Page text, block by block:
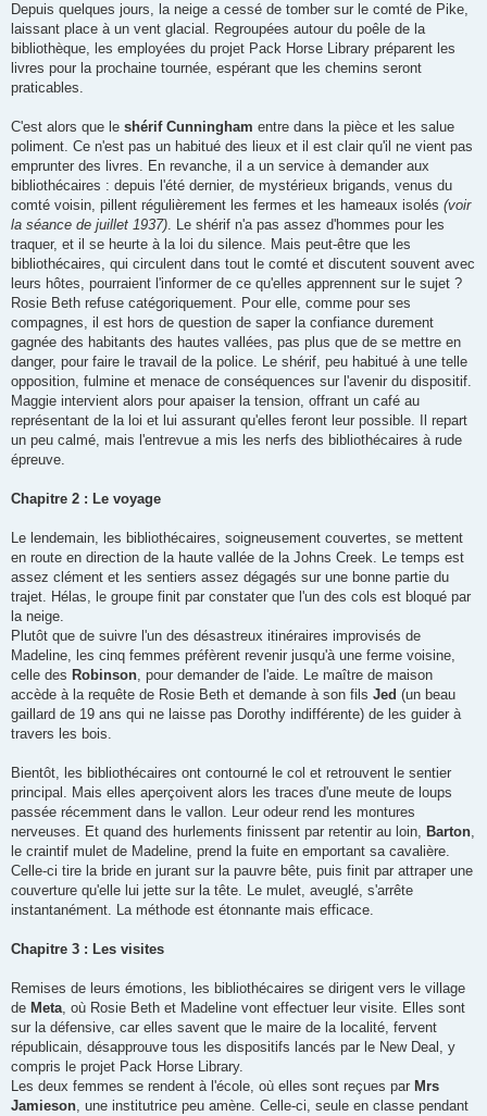
Depuis quelques jours, la neige a cessé de tomber sur le comté de Pike,
laissant place à un vent glacial. Regroupées autour du poêle de la
bibliothèque, les employées du projet Pack Horse Library préparent les
livres pour la prochaine tournée, espérant que les chemins seront
praticables.
C'est alors que le shérif Cunningham entre dans la pièce et les salue
poliment. Ce n'est pas un habitué des lieux et il est clair qu'il ne vient pas
emprunter des livres. En revanche, il a un service à demander aux
bibliothécaires : depuis l'été dernier, de mystérieux brigands, venus du
comté voisin, pillent régulièrement les fermes et les hameaux isolés (voir
la séance de juillet 1937). Le shérif n'a pas assez d'hommes pour les
traquer, et il se heurte à la loi du silence. Mais peut-être que les
bibliothécaires, qui circulent dans tout le comté et discutent souvent avec
leurs hôtes, pourraient l'informer de ce qu'elles apprennent sur le sujet ?
Rosie Beth refuse catégoriquement. Pour elle, comme pour ses
compagnes, il est hors de question de saper la confiance durement
gagnée des habitants des hautes vallées, pas plus que de se mettre en
danger, pour faire le travail de la police. Le shérif, peu habitué à une telle
opposition, fulmine et menace de conséquences sur l'avenir du dispositif.
Maggie intervient alors pour apaiser la tension, offrant un café au
représentant de la loi et lui assurant qu'elles feront leur possible. Il repart
un peu calmé, mais l'entrevue a mis les nerfs des bibliothécaires à rude
épreuve.
Chapitre 2 : Le voyage
Le lendemain, les bibliothécaires, soigneusement couvertes, se mettent
en route en direction de la haute vallée de la Johns Creek. Le temps est
assez clément et les sentiers assez dégagés sur une bonne partie du
trajet. Hélas, le groupe finit par constater que l'un des cols est bloqué par
la neige.
Plutôt que de suivre l'un des désastreux itinéraires improvisés de
Madeline, les cinq femmes préfèrent revenir jusqu'à une ferme voisine,
celle des Robinson, pour demander de l'aide. Le maître de maison
accède à la requête de Rosie Beth et demande à son fils Jed (un beau
gaillard de 19 ans qui ne laisse pas Dorothy indifférente) de les guider à
travers les bois.
Bientôt, les bibliothécaires ont contourné le col et retrouvent le sentier
principal. Mais elles aperçoivent alors les traces d'une meute de loups
passée récemment dans le vallon. Leur odeur rend les montures
nerveuses. Et quand des hurlements finissent par retentir au loin, Barton,
le craintif mulet de Madeline, prend la fuite en emportant sa cavalière.
Celle-ci tire la bride en jurant sur la pauvre bête, puis finit par attraper une
couverture qu'elle lui jette sur la tête. Le mulet, aveuglé, s'arrête
instantanément. La méthode est étonnante mais efficace.
Chapitre 3 : Les visites
Remises de leurs émotions, les bibliothécaires se dirigent vers le village
de Meta, où Rosie Beth et Madeline vont effectuer leur visite. Elles sont
sur la défensive, car elles savent que le maire de la localité, fervent
républicain, désapprouve tous les dispositifs lancés par le New Deal, y
compris le projet Pack Horse Library.
Les deux femmes se rendent à l'école, où elles sont reçues par Mrs
Jamieson, une institutrice peu amène. Celle-ci, seule en classe pendant